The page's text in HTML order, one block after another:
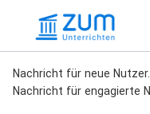
Nachricht für neue Nutzer.
Nachricht für engagierte